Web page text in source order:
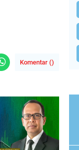
Komentar ()